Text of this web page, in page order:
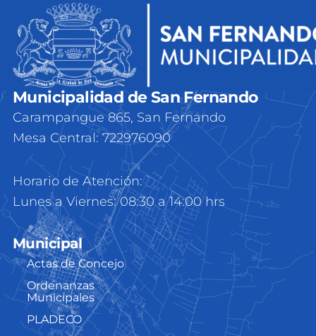
Municipalidad de San Fernando
Carampangue 865, San Fernando
Mesa Central: 722976090
Horario de Atención:
Lunes a Viernes: 08:30 a 14:00 hrs
Municipal
Actas de Concejo
Ordenanzas
Municipales
PLADECO